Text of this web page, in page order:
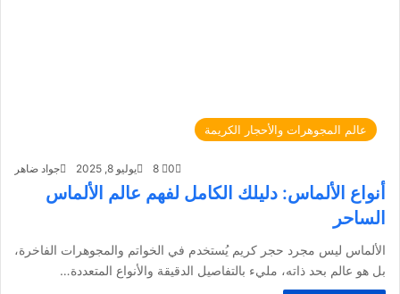
عالم المجوهرات والأحجار الكريمة
جواد ضاهر يوليو 8, 2025 0
أنواع الألماس: دليلك الكامل لفهم عالم الألماس
الساحر
الألماس ليس مجرد حجر كريم يُستخدم في الخواتم والمجوهرات الفاخرة،
بل هو عالم بحد ذاته، مليء بالتفاصيل الدقيقة والأنواع المتعددة…